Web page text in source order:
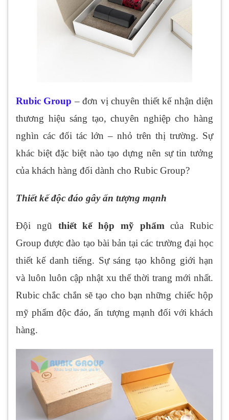
Rubic Group – đơn vị chuyên thiết kế nhận diện
thương hiệu sáng tạo, chuyên nghiệp cho hàng
nghìn các đối tác lớn – nhỏ trên thị trường. Sự
khác biệt đặc biệt nào tạo dựng nên sự tin tưởng
của khách hàng đối dành cho Rubic Group?
Thiết kế độc đáo gây ấn tượng mạnh
Đội ngũ thiết kế hộp mỹ phẩm của Rubic
Group được đào tạo bài bản tại các trường đại học
thiết kế danh tiếng. Sự sáng tạo không giới hạn
và luôn luôn cập nhật xu thế thời trang mới nhất.
Rubic chắc chắn sẽ tạo cho bạn những chiếc hộp
mỹ phẩm độc đáo, ấn tượng mạnh đối với khách
hàng.